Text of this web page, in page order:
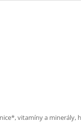
vitamíny a minerály,